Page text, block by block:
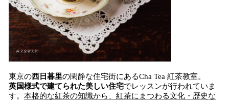
東京の西日暮里の閑静な住宅街にあるCha Tea 紅茶教室。
英国様式で建てられた美しい住宅でレッスンが行われていま
す。 本格的な紅茶の知識から、紅茶にまつわる文化・歴史な